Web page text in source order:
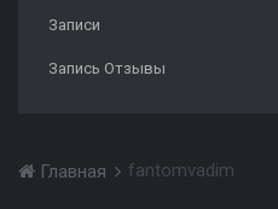
Записи
Запись Отзывы
Главная fantomvadim